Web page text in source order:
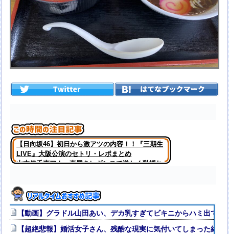
【日向坂46】初日から激アツの内容！！『三期生
LIVE』大阪公演のセトリ・レポまとめ
山本倖千恵アナ 直履きレギンスで激しく乳揺れ
【動画】グラドル山田あい、デカ乳すぎてビキニからハミ出てる
【超絶悲報】婚活女子さん、残酷な現実に気付いてしまった結